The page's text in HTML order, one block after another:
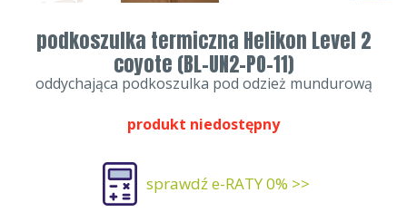
podkoszulka termiczna Helikon Level 2
coyote (BL-UN2-PO-11)
oddychająca podkoszulka pod odzież mundurową
produkt niedostępny
sprawdź e-RATY 0% >>